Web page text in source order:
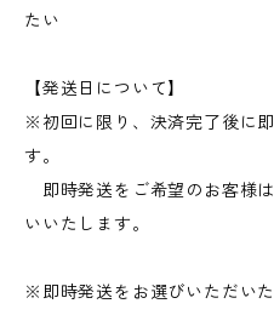
たい
【発送日について】
※初回に限り、決済完了後に
す。
即時発送をご希望のお客様
いいたします。
※即時発送をお選びいただい